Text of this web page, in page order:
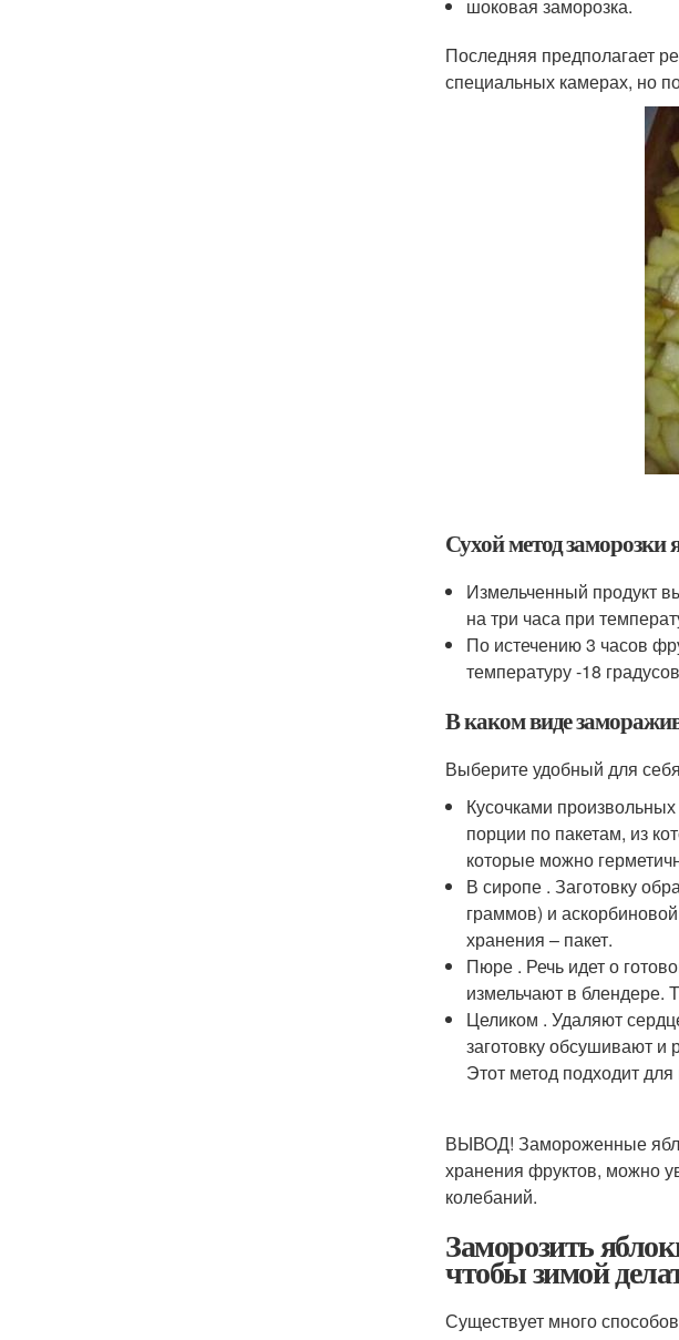
шоковая заморозка.
Последняя предполагает
специальных камерах, но
Сухой метод заморозки
Измельченный продукт
на три часа при
По истечению 3 часов
температуру -18
В каком виде
Выберите удобный для
Кусочками
порции по пакетам, из
которые можно
В сиропе . Заготовку
граммов) и
хранения – пакет.
Пюре . Речь идет о
измельчают в блендере.
Целиком . Удаляют
заготовку обсушивают и
Этот метод подходит
ВЫВОД! Замороженные
хранения фруктов, можно
колебаний.
Заморозить
чтобы зимой
Существует много